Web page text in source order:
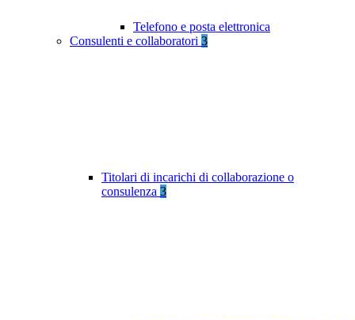
Telefono e posta elettronica
Consulenti e collaboratori 3
Titolari di incarichi di collaborazione o
consulenza 3